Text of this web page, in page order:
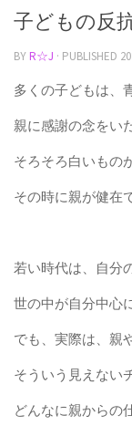
子育ての羅針盤・
気づきのメッセー
よくある質問
子どもの反
BYR☆J · PUBLISHED
多くの子どもは、
親に感謝の念をい
そろそろ白いもの
その時に親が健在
若い時代は、自分
世の中が自分中心
でも、実際は、親
そういう見えない
どんなに親からの